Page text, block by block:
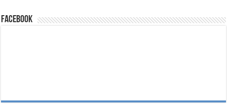
Facebook